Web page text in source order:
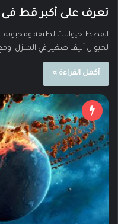
تعرف على أكبر قط فى
القطط حيوانات لطيفة ومحبوبة ،
لحيوان أليف صغير في المنزل.
أكمل القراءة »